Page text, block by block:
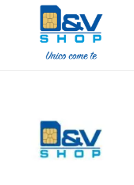
Facile 32801X8282